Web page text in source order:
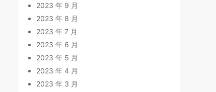
2023 年 9 月
2023 年 8 月
2023 年 7 月
2023 年 6 月
2023 年 5 月
2023 年 4 月
2023 年 3 月